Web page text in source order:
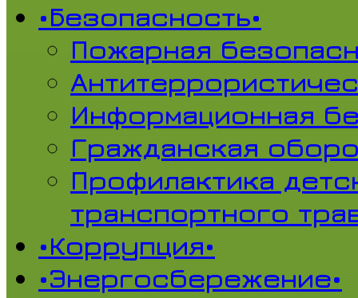
•Безопасность•
Пожарная
Информационная
Гражданская
Профилактика
транспортного
•Коррупция•
•Энергосбережение•